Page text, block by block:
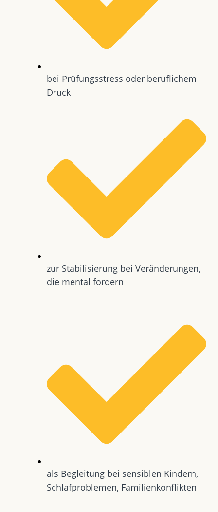
bei Prüfungsstress oder beruflichem
Druck
zur Stabilisierung bei Veränderungen,
die mental fordern
als Begleitung bei sensiblen Kindern,
Schlafproblemen, Familienkonflikten